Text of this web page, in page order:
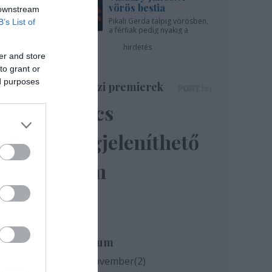
List of
and store
grant or
purposes
vörös bestia
Pikali Gerda talpig vörösben,
a férfiak pedig nyakig a
hirdetés
Színházi premierek
Nincs
megjeleníthető
elem
Archívum
2020 november(2)